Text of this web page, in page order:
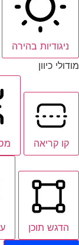
ניגודיות בהירה
מודולי כיוון
קו קריאה
הדגש תוכן